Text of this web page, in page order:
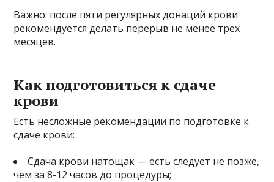
Важно: после пяти регулярных донаций крови
рекомендуется делать перерыв не менее трех
месяцев.
Как подготовиться к сдаче
крови
Есть несложные рекомендации по подготовке к
сдаче крови:
Сдача крови натощак — есть следует не позже,
чем за 8-12 часов до процедуры;